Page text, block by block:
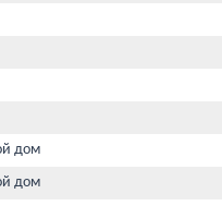
дом
дом